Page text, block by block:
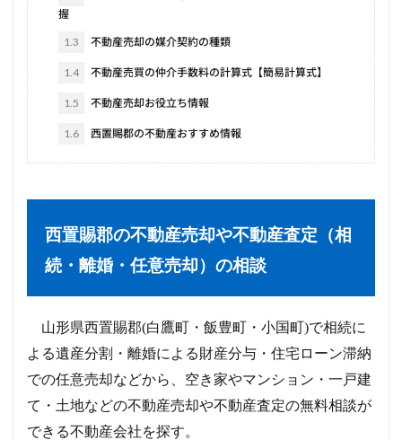
握
1.3 不動産売却の媒介契約の種類
1.4 不動産売買の仲介手数料の計算式【簡易計算式】
1.5 不動産売却お役立ち情報
1.6 西置賜郡の不動産おすすめ情報
西置賜郡の不動産売却や不動産査定（相
続・離婚・任意売却）の相談
山形県西置賜郡(白鷹町・飯豊町・小国町)で相続に
よる遺産分割・離婚による財産分与・住宅ローン滞納
での任意売却などから、空き家やマンション・一戸建
て・土地などの不動産売却や不動産査定の無料相談が
できる不動産会社を探す。